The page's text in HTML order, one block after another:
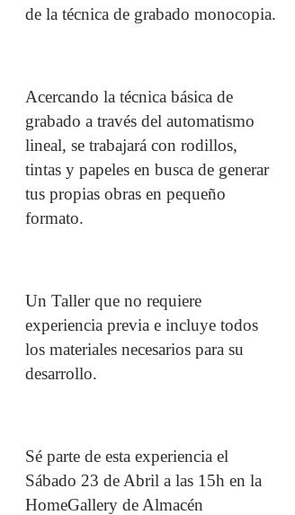
de la técnica de grabado monocopia.
Acercando la técnica básica de
grabado a través del automatismo
lineal, se trabajará con rodillos,
tintas y papeles en busca de generar
tus propias obras en pequeño
formato.
Un Taller que no requiere
experiencia previa e incluye todos
los materiales necesarios para su
desarrollo.
Sé parte de esta experiencia el
Sábado 23 de Abril a las 15h en la
HomeGallery de Almacén